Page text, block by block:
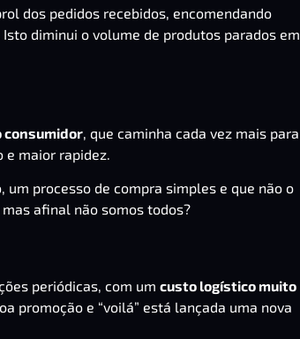
dos pedidos recebidos, encomendando
diminui o volume de produtos parados em
consumidor , que caminha cada vez mais para
maior rapidez.
processo de compra simples e que não o
afinal não somos todos?
periódicas, com um custo logístico muito
promoção e “voilá” está lançada uma nova